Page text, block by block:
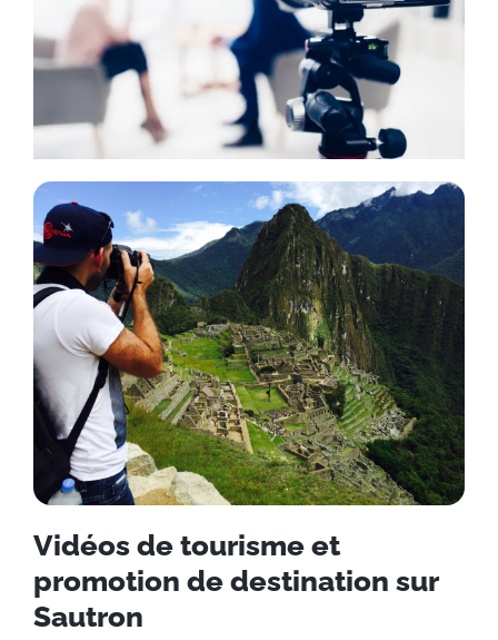
Vidéos de tourisme et
promotion de destination sur
Sautron